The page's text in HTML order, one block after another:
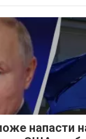
напасти